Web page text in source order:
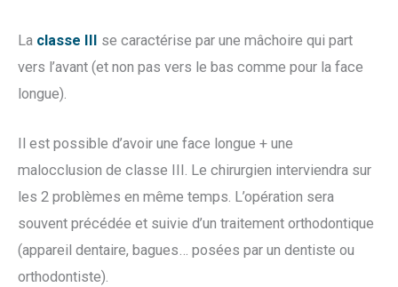
La classe III se caractérise par une mâchoire qui part
vers l’avant (et non pas vers le bas comme pour la face
longue).
Il est possible d’avoir une face longue + une
malocclusion de classe III. Le chirurgien interviendra sur
les 2 problèmes en même temps. L’opération sera
souvent précédée et suivie d’un traitement orthodontique
(appareil dentaire, bagues… posées par un dentiste ou
orthodontiste).